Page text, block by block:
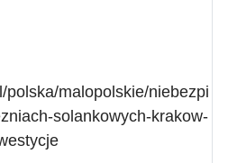
polska/malopolskie/niebezpi
solankowych-krakow-